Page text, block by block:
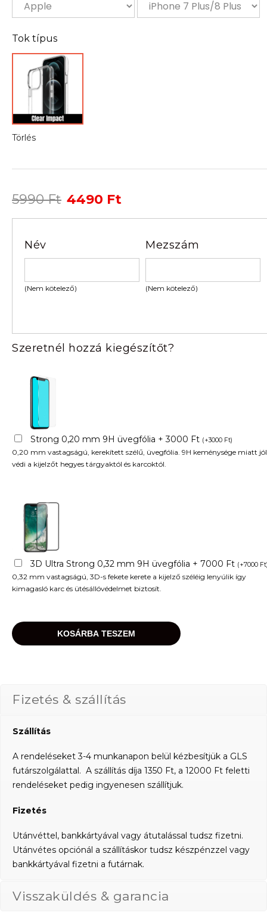
Tok típus
Törlés
5990Ft Original
4490 Ft
4490 Ft.
Név
(Nem kötelező)
Mezszám
(Nem kötelező)
Szeretnél hozzá kiegészítőt?
Strong 0,20 mm 9H üvegfólia + 3000 Ft (+3000 Ft)
0,20 mm vastagságú, kerekített szélű, üvegfólia. 9H keménysége miatt jól
védi a kijelzőt hegyes tárgyaktól és karcoktól.
3D Ultra Strong 0,32 mm 9H üvegfólia + 7000 Ft (+7000 Ft
0,32 mm vastagságú, 3D-s fekete kerete a kijelző széléig lenyúlik így
kimagasló karc és ütésállóvédelmet biztosít.
KOSÁRBA TESZEM
Fizetés & szállítás
Szállítás
A rendeléseket 3-4 munkanapon belül kézbesítjük a GLS
futárszolgálattal. A szállítás díja 1350 Ft, a 12000 Ft feletti
rendeléseket pedig ingyenesen szállítjuk.
Fizetés
Utánvéttel, bankkártyával vagy átutalással tudsz fizetni.
Utánvétes opciónál a szállításkor tudsz készpénzzel vagy
bankkártyával fizetni a futárnak.
Visszaküldés & garancia